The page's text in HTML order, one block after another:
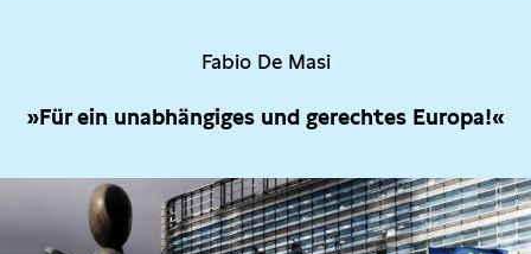
Fabio De Masi
»Für ein unabhängiges und gerechtes Europa!«